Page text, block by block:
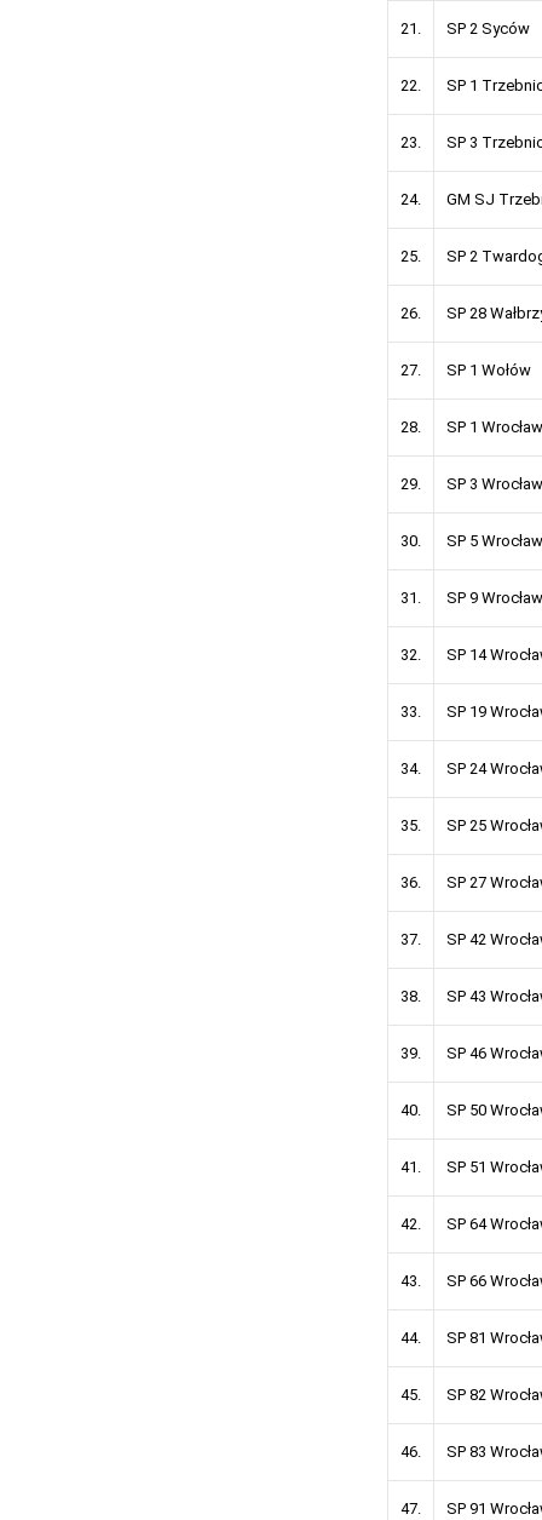
21. SP 2
22. SP 1
23. SP 3
24. GM SJ
25. SP 2
26. SP 28
27. SP 1
28. SP 1 Wrocław
29. SP 3
30. SP 5
31. SP 9
32. SP 14
33. SP 19
34. SP 24
35. SP 25
36. SP 27
37. SP 42
38. SP 43
39. SP 46
40. SP 50
41. SP 51
42. SP 64
43. SP 66
44. SP 81
45. SP 82
46. SP 83
47. SP 91